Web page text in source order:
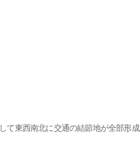
て東西南北に交通の結節地が全部形成